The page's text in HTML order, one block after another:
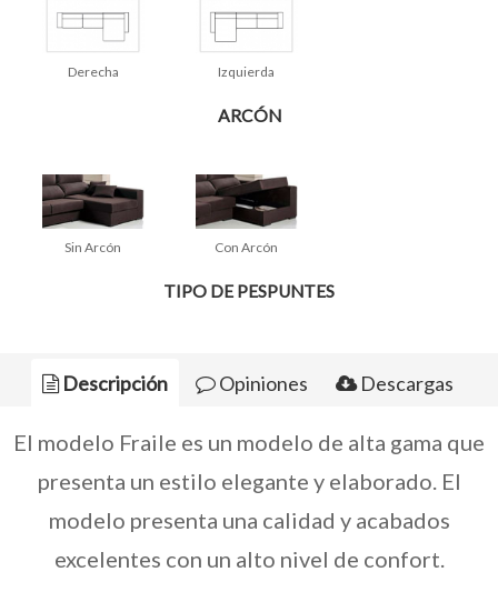
Derecha Izquierda
ARCÓN
Sin Arcón Con Arcón
TIPO DE PESPUNTES
Descripción Opiniones Descargas
El modelo Fraile es un modelo de alta gama que
presenta un estilo elegante y elaborado. El
modelo presenta una calidad y acabados
excelentes con un alto nivel de confort.